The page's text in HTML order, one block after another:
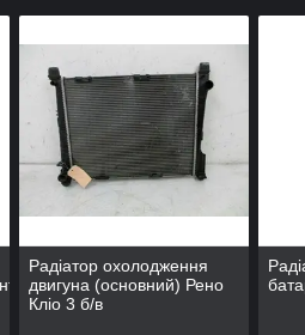
Радіатор охолодження
двигуна (основний) Рено
Кліо 3 б/в